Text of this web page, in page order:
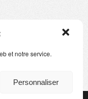
et notre service.
Personnaliser